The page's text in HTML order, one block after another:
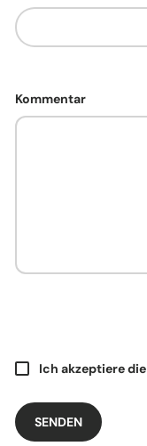
Kommentar
Ich akzeptiere die
SENDEN